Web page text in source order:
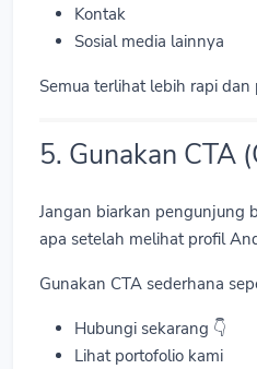
Kontak
Sosial media lainnya
Semua terlihat lebih rapi dan
5. Gunakan CTA
Jangan biarkan pengunjung
apa setelah melihat profil
Gunakan CTA sederhana
Hubungi sekarang 👇
Lihat portofolio kami